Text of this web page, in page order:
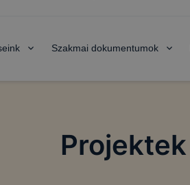
Szakmai dokumentumok
Projektek